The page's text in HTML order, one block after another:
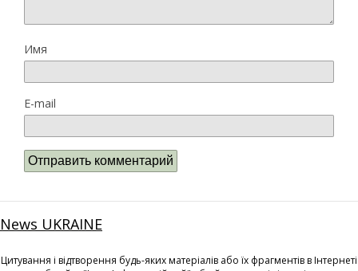
Имя
E-mail
News UKRAINE
Цитування і відтворення будь-яких матеріалів або їх фрагментів в Інтернеті